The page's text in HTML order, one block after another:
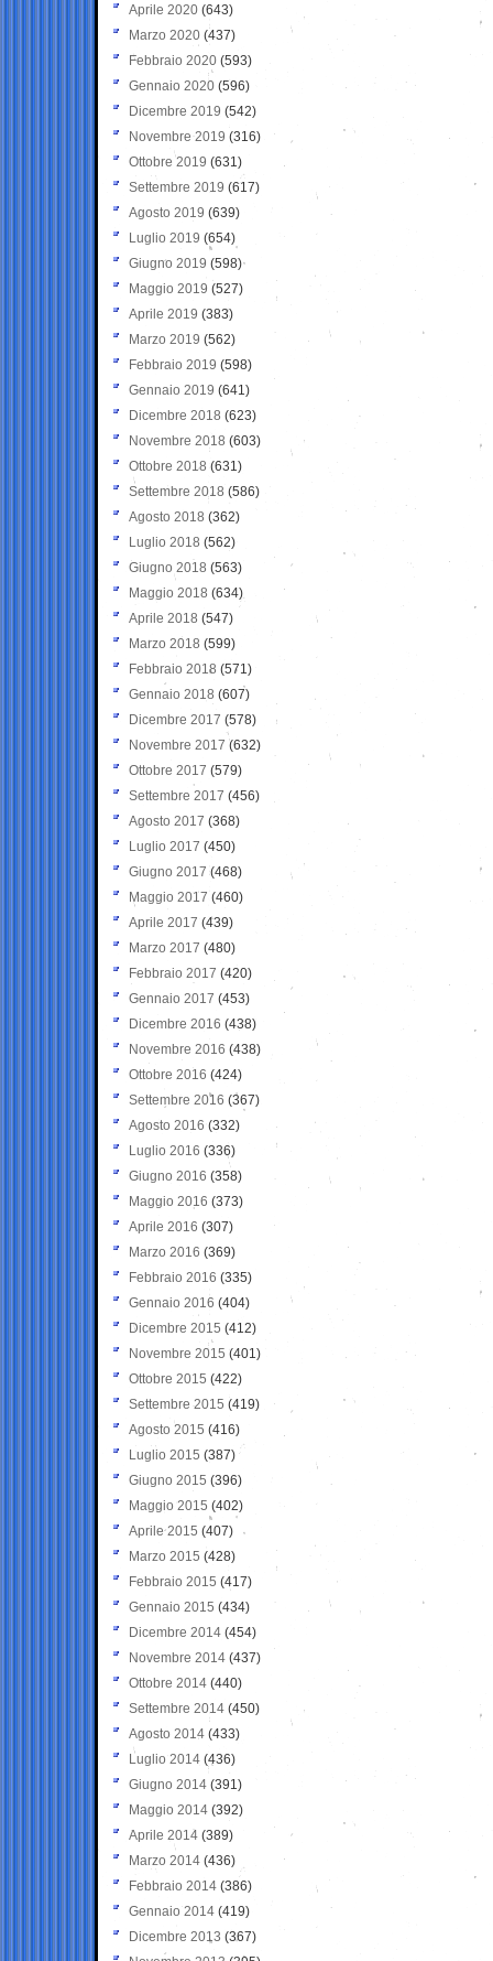
Aprile 2020 (643)
Marzo 2020 (437)
Febbraio 2020 (593)
Gennaio 2020 (596)
Dicembre 2019 (542)
Novembre 2019 (316)
Ottobre 2019 (631)
Settembre 2019 (617)
Agosto 2019 (639)
Luglio 2019 (654)
Giugno 2019 (598)
Maggio 2019 (527)
Aprile 2019 (383)
Marzo 2019 (562)
Febbraio 2019 (598)
Gennaio 2019 (641)
Dicembre 2018 (623)
Novembre 2018 (603)
Ottobre 2018 (631)
Settembre 2018 (586)
Agosto 2018 (362)
Luglio 2018 (562)
Giugno 2018 (563)
Maggio 2018 (634)
Aprile 2018 (547)
Marzo 2018 (599)
Febbraio 2018 (571)
Gennaio 2018 (607)
Dicembre 2017 (578)
Novembre 2017 (632)
Ottobre 2017 (579)
Settembre 2017 (456)
Agosto 2017 (368)
Luglio 2017 (450)
Giugno 2017 (468)
Maggio 2017 (460)
Aprile 2017 (439)
Marzo 2017 (480)
Febbraio 2017 (420)
Gennaio 2017 (453)
Dicembre 2016 (438)
Novembre 2016 (438)
Ottobre 2016 (424)
Settembre 2016 (367)
Agosto 2016 (332)
Luglio 2016 (336)
Giugno 2016 (358)
Maggio 2016 (373)
Aprile 2016 (307)
Marzo 2016 (369)
Febbraio 2016 (335)
Gennaio 2016 (404)
Dicembre 2015 (412)
Novembre 2015 (401)
Ottobre 2015 (422)
Settembre 2015 (419)
Agosto 2015 (416)
Luglio 2015 (387)
Giugno 2015 (396)
Maggio 2015 (402)
Aprile 2015 (407)
Marzo 2015 (428)
Febbraio 2015 (417)
Gennaio 2015 (434)
Dicembre 2014 (454)
Novembre 2014 (437)
Ottobre 2014 (440)
Settembre 2014 (450)
Agosto 2014 (433)
Luglio 2014 (436)
Giugno 2014 (391)
Maggio 2014 (392)
Aprile 2014 (389)
Marzo 2014 (436)
Febbraio 2014 (386)
Gennaio 2014 (419)
Dicembre 2013 (367)